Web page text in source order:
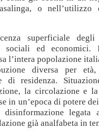
o nell’utilizzo
superficiale
sociali ed economici.
l’intera popolazione
diversa per
di residenza.
la circolazione e
in un’epoca di potere
legata
già analfabeta in